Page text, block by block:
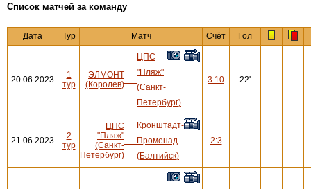
Cписок матчей за команду
Дата Тур Матч Счёт Гол
20.06.2023
1
тур
ЭЛМОНТ
(Королев) —
ЦПС
"Пляж"
(Санкт-
Петербург)
3:10 22'
21.06.2023
2
тур
ЦПС
"Пляж"
(Санкт-
Петербург)
—
Кронштадт-
Променад
(Балтийск)
2:3